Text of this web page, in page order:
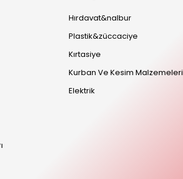
Hırdavat&nalbur
Plastik&züccaciye
Kırtasiye
Kurban Ve Kesim Malzemeleri
Elektrik